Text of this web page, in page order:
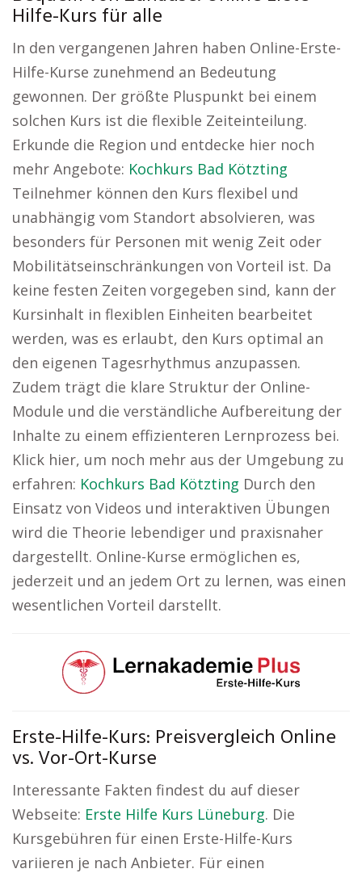
Hilfe-Kurs für alle
In den vergangenen Jahren haben Online-Erste-
Hilfe-Kurse zunehmend an Bedeutung
gewonnen. Der größte Pluspunkt bei einem
solchen Kurs ist die flexible Zeiteinteilung.
Erkunde die Region und entdecke hier noch
mehr Angebote: Kochkurs Bad Kötzting
Teilnehmer können den Kurs flexibel und
unabhängig vom Standort absolvieren, was
besonders für Personen mit wenig Zeit oder
Mobilitätseinschränkungen von Vorteil ist. Da
keine festen Zeiten vorgegeben sind, kann der
Kursinhalt in flexiblen Einheiten bearbeitet
werden, was es erlaubt, den Kurs optimal an
den eigenen Tagesrhythmus anzupassen.
Zudem trägt die klare Struktur der Online-
Module und die verständliche Aufbereitung der
Inhalte zu einem effizienteren Lernprozess bei.
Klick hier, um noch mehr aus der Umgebung zu
erfahren: Kochkurs Bad Kötzting Durch den
Einsatz von Videos und interaktiven Übungen
wird die Theorie lebendiger und praxisnaher
dargestellt. Online-Kurse ermöglichen es,
jederzeit und an jedem Ort zu lernen, was einen
wesentlichen Vorteil darstellt.
Erste-Hilfe-Kurs: Preisvergleich Online
vs. Vor-Ort-Kurse
Interessante Fakten findest du auf dieser
Webseite: Erste Hilfe Kurs Lüneburg. Die
Kursgebühren für einen Erste-Hilfe-Kurs
variieren je nach Anbieter. Für einen